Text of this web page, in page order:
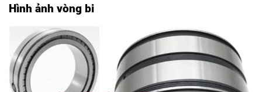
Hình ảnh vòng bi